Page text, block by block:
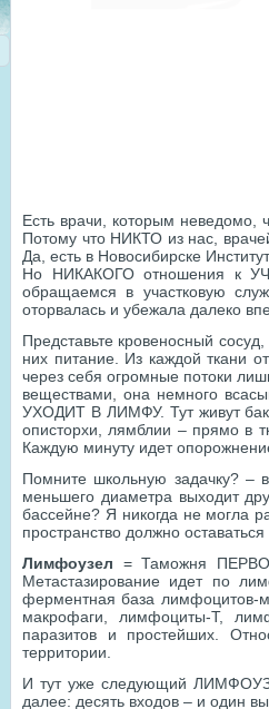
Есть врачи, которым неведомо,
Потому что НИКТО из нас,
Да, есть в Новосибирске
Но НИКАКОГО отношения к
обращаемся в участковую
оторвалась и убежала далеко
Представьте кровеносный
них питание. Из каждой ткани
через себя огромные потоки
веществами, она немного
УХОДИТ В ЛИМФУ. Тут живут
описторхи, лямблии – прямо в
Каждую минуту идет
Помните школьную задачку? –
меньшего диаметра выходит
бассейне? Я никогда не могла
пространство должно
Лимфоузел = Таможня
Метастазирование идет по
ферментная база лимфоцитов-
макрофаги, лимфоциты-Т,
паразитов и простейших.
территории.
И тут уже следующий
далее: десять входов – и один